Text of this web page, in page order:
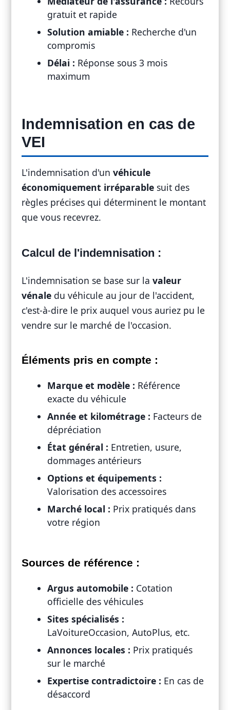
gratuit et rapide
Solution amiable : Recherche d'un
compromis
Délai : Réponse sous 3 mois
maximum
Indemnisation en cas de
VEI
L'indemnisation d'unvéhicule
économiquement irréparable suit des
règles précises qui déterminent le montant
que vous recevrez.
Calcul de l'indemnisation :
L'indemnisation se base sur lavaleur
vénale du véhicule au jour de l'accident,
c'est-à-dire le prix auquel vous auriez pu le
vendre sur le marché de l'occasion.
Éléments pris en compte :
Marque et modèle : Référence
exacte du véhicule
Année et kilométrage : Facteurs de
dépréciation
État général : Entretien, usure,
dommages antérieurs
Options et équipements :
Valorisation des accessoires
Marché local : Prix pratiqués dans
votre région
Sources de référence :
Argus automobile : Cotation
officielle des véhicules
Sites spécialisés :
LaVoitureOccasion, AutoPlus, etc.
Annonces locales : Prix pratiqués
sur le marché
Expertise contradictoire : En cas de
désaccord